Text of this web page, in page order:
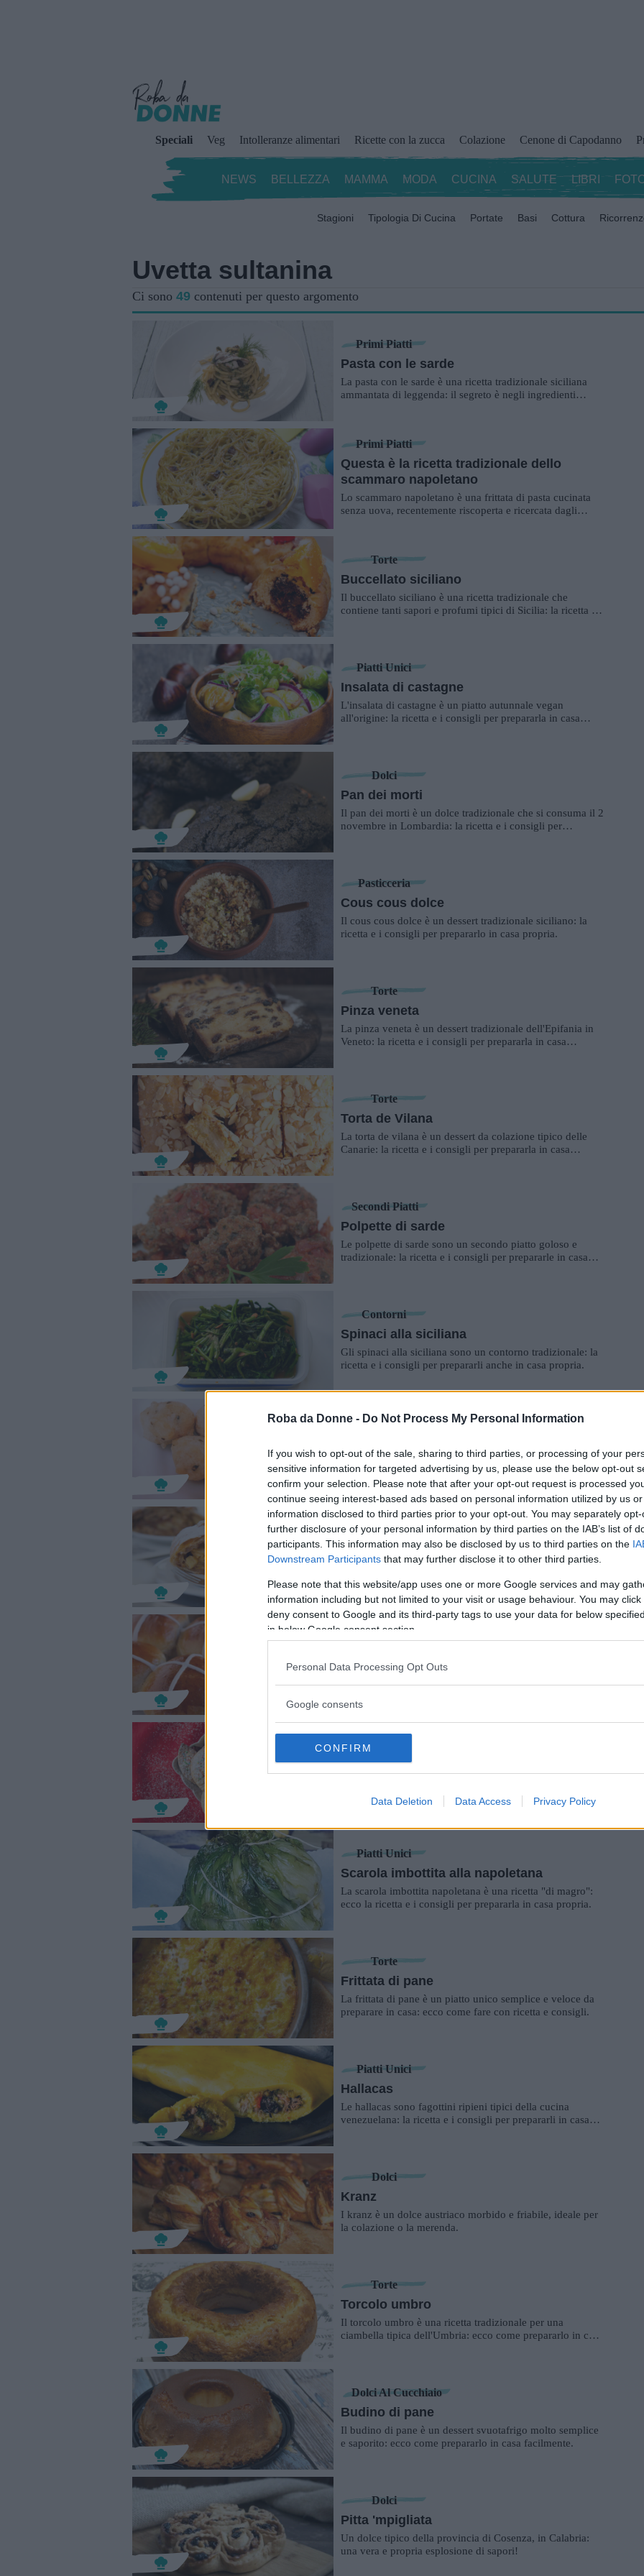
Roba da Donne - Do Not Process My Personal Information
If you wish to opt-out of the sale, sharing to third parties, or processing of your
sensitive information for targeted advertising by us, please use the below opt-out
confirm your selection. Please note that after your opt-out request is processed
continue seeing interest-based ads based on personal information utilized by us
information disclosed to third parties prior to your opt-out. You may separately
further disclosure of your personal information by third parties on the IAB’s list of
participants. This information may also be disclosed by us to third parties on the
Downstream Participants that may further disclose it to other third parties.
Please note that this website/app uses one or more Google services and may
information including but not limited to your visit or usage behaviour. You may
deny consent to Google and its third-party tags to use your data for below
in below Google consent section.
Personal Data Processing Opt Outs
Google consents
CONFIRM
Data Deletion Data Access Privacy Policy
Speciali Veg Intolleranze alimentari Ricette con la zucca Colazione Cenone di Capodanno
NEWS BELLEZZA MAMMA MODA CUCINA SALUTE LIBRI
Stagioni Tipologia Di Cucina Portate Basi Cottura
Uvetta sultanina
Ci sono 49 contenuti per questo argomento
Primi Piatti
Pasta con le sarde
La pasta con le sarde è una ricetta tradizionale siciliana
ammantata di leggenda: il segreto è negli ingredienti
Primi Piatti
Questa è la ricetta tradizionale dello
scammaro napoletano
Lo scammaro napoletano è una frittata di pasta cucinata
senza uova, recentemente riscoperta e ricercata dagli
Torte
Buccellato siciliano
Il buccellato siciliano è una ricetta tradizionale che
contiene tanti sapori e profumi tipici di Sicilia: la ricetta e i
Piatti Unici
Insalata di castagne
L'insalata di castagne è un piatto autunnale vegan
all'origine: la ricetta e i consigli per prepararla in casa
Dolci
Pan dei morti
Il pan dei morti è un dolce tradizionale che si consuma il 2
novembre in Lombardia: la ricetta e i consigli per
Pasticceria
Cous cous dolce
Il cous cous dolce è un dessert tradizionale siciliano: la
ricetta e i consigli per prepararlo in casa propria.
Torte
Pinza veneta
La pinza veneta è un dessert tradizionale dell'Epifania in
Veneto: la ricetta e i consigli per prepararla in casa
Torte
Torta de Vilana
La torta de vilana è un dessert da colazione tipico delle
Canarie: la ricetta e i consigli per prepararla in casa
Secondi Piatti
Polpette di sarde
Le polpette di sarde sono un secondo piatto goloso e
tradizionale: la ricetta e i consigli per prepararle in casa
Contorni
Spinaci alla siciliana
Gli spinaci alla siciliana sono un contorno tradizionale: la
ricetta e i consigli per prepararli anche in casa propria.
Dolci
Le zeppole di Natale sono un dessert tipico della cucina
campana: come realizzarlo attraverso ricetta e consigli.
Pasticceria
Strudel di mele
Lo strudel di mele è una ricetta tradizionale austriaca: la
ricetta e i consigli per prepararlo anche in casa propria.
Dolci
Morbidi e con un sapore deliziosamente speziato alla
cannella, gli hot cross buns sono perfetti a colazione e a
merenda per grandi e piccini.
Pranzo Di Natale
Petrali
a Reggio Calabria: ecco come realizzare la ricetta in casa.
Piatti Unici
Scarola imbottita alla napoletana
La scarola imbottita napoletana è una ricetta "di magro":
ecco la ricetta e i consigli per prepararla in casa propria.
Torte
Frittata di pane
La frittata di pane è un piatto unico semplice e veloce da
preparare in casa: ecco come fare con ricetta e consigli.
Piatti Unici
Hallacas
Le hallacas sono fagottini ripieni tipici della cucina
venezuelana: la ricetta e i consigli per prepararli in casa
Dolci
Kranz
I kranz è un dolce austriaco morbido e friabile, ideale per
la colazione o la merenda.
Torte
Torcolo umbro
Il torcolo umbro è una ricetta tradizionale per una
ciambella tipica dell'Umbria: ecco come prepararlo in casa
Dolci Al Cucchiaio
Budino di pane
Il budino di pane è un dessert svuotafrigo molto semplice
e saporito: ecco come prepararlo in casa facilmente.
Dolci
Pitta 'mpigliata
Un dolce tipico della provincia di Cosenza, in Calabria:
una vera e propria esplosione di sapori!